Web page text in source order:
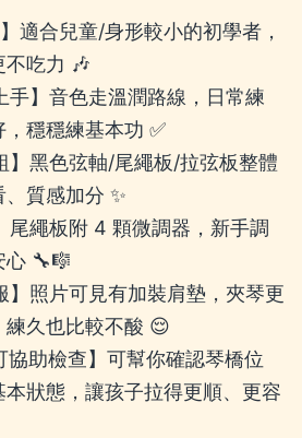
適合兒童/身形較小的初學者，
不吃力 🎶
手】音色走溫潤路線，日常練
穩穩練基本功 ✅
】黑色弦軸/尾繩板/拉弦板整體
質感加分 ✨
尾繩板附 4 顆微調器，新手調
心 🔧🎼
】照片可見有加裝肩墊，夾琴更
久也比較不酸 😌
協助檢查】可幫你確認琴橋位
狀態，讓孩子拉得更順、更容